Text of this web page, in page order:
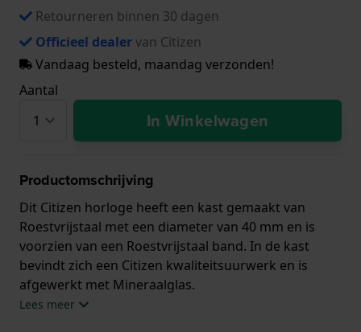
Retourneren binnen 30 dagen
Officieel dealervan Citizen
Vandaag besteld, maandag verzonden!
Aantal
In Winkelwagen
Productomschrijving
Dit Citizen horloge heeft een kast gemaakt van
Roestvrijstaal met een diameter van 40 mm en is
voorzien van een Roestvrijstaal band. In de kast
bevindt zich een Citizen kwaliteitsuurwerk en is
afgewerkt met Mineraalglas.
Lees meer